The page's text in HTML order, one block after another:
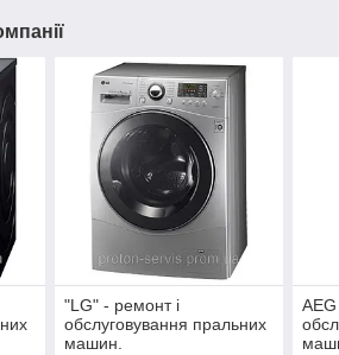
"LG" - ремонт і
обслуговування пральних
машин.